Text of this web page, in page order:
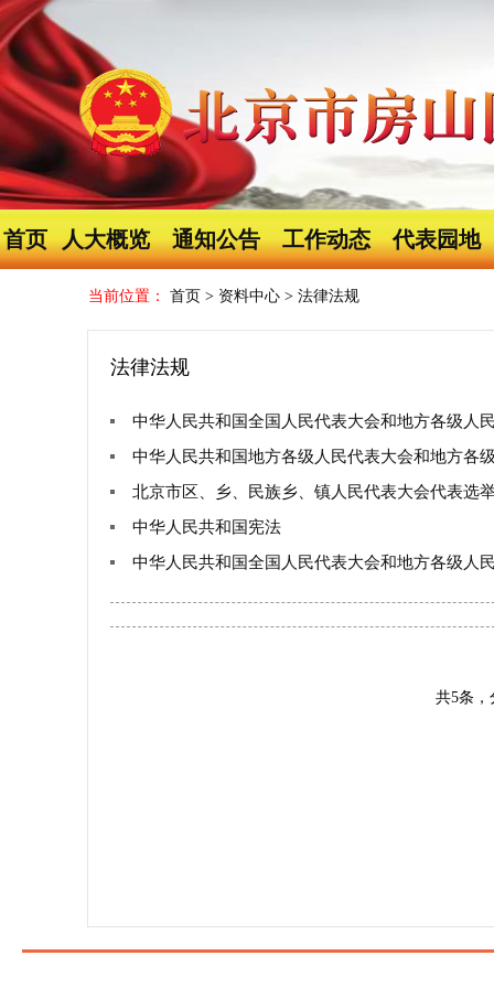
首页 人大概览 通知公告 工作动态 代表园地
当前位置： 首页 > 资料中心 > 法律法规
法律法规
中华人民共和国全国人民代表大会和地方各级人
中华人民共和国地方各级人民代表大会和地方各
北京市区、乡、民族乡、镇人民代表大会代表选
中华人民共和国宪法
中华人民共和国全国人民代表大会和地方各级人
共5条，